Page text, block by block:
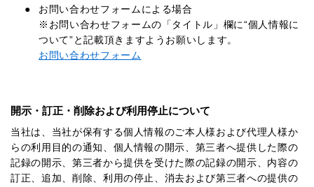
お問い合わせフォームによる場合
※お問い合わせフォームの「タイトル」欄に“個人情報に
ついて”と記載頂きますようお願いします。
お問い合わせフォーム
開示・訂正・削除および利用停止について
当社は、当社が保有する個人情報のご本人様および代理人様か
らの利用目的の通知、個人情報の開示、第三者へ提供した際の
記録の開示、第三者から提供を受けた際の記録の開示、内容の
訂正、追加、削除、利用の停止、消去および第三者への提供の